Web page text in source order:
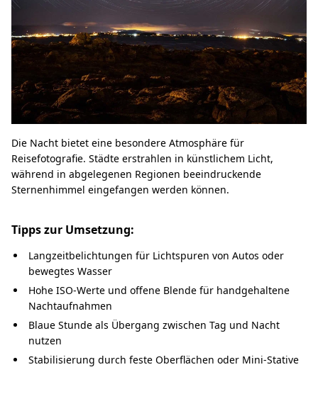
Die Nacht bietet eine besondere Atmosphäre für
Reisefotografie. Städte erstrahlen in künstlichem Licht,
während in abgelegenen Regionen beeindruckende
Sternenhimmel eingefangen werden können.
Tipps zur Umsetzung:
Langzeitbelichtungen für Lichtspuren von Autos oder
bewegtes Wasser
Hohe ISO-Werte und offene Blende für handgehaltene
Nachtaufnahmen
Blaue Stunde als Übergang zwischen Tag und Nacht
nutzen
Stabilisierung durch feste Oberflächen oder Mini-Stative